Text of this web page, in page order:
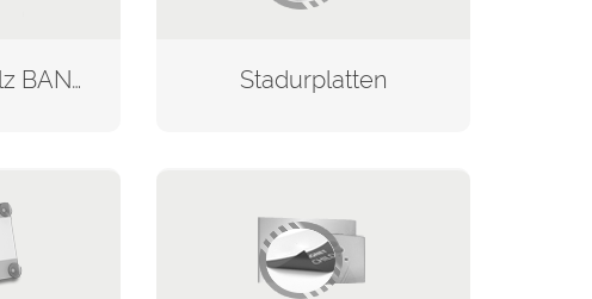
Leichtsperrholz BANOVA® Stadurplatten